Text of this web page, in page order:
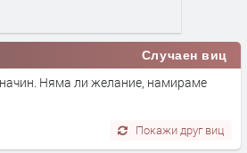
Случаен виц
Няма ли желание, намираме
Покажи друг виц